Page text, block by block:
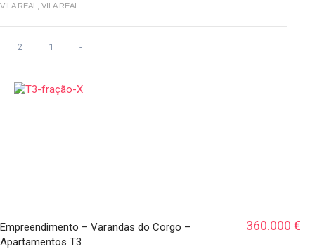
VILA REAL, VILA REAL
2 1 -
Empreendimento – Varandas do Corgo –
Apartamentos T3
360.000 €